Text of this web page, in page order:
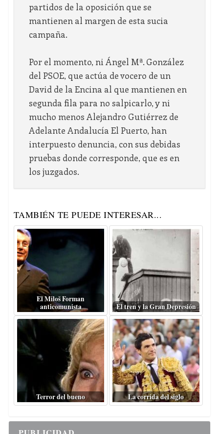
partidos de la oposición que se
mantienen al margen de esta sucia
campaña.
Por el momento, ni Ángel Mª. González
del PSOE, que actúa de vocero de un
David de la Encina al que mantienen en
segunda fila para no salpicarlo, y ni
mucho menos Alejandro Gutiérrez de
Adelante Andalucía El Puerto, han
interpuesto denuncia, con sus debidas
pruebas donde corresponde, que es en
los juzgados.
TAMBIÉN TE PUEDE INTERESAR...
El Miloš Forman
anticomunista
El tren y la Gran Depresión
Terror del bueno La corrida del siglo